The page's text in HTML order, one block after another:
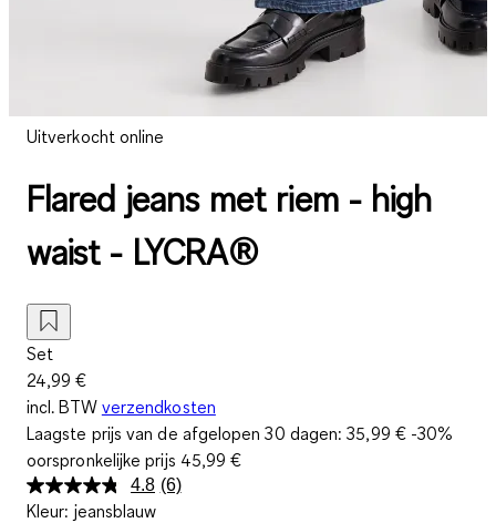
Uitverkocht online
Flared jeans met riem - high
waist - LYCRA®
Set
24,99 €
incl. BTW verzendkosten
Laagste prijs van de afgelopen 30 dagen:35,99 €-30%
oorspronkelijke prijs 45,99 €
4.8 Lees
(6)
Kleur: jeansblauw